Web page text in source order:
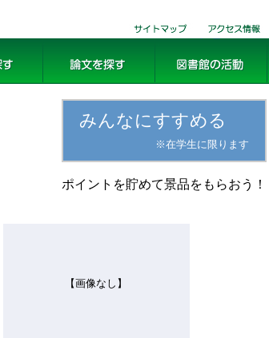
ス
みんなにすすめる
※在学生に限ります
ポイントを貯めて景品をもらおう！
【画像なし】